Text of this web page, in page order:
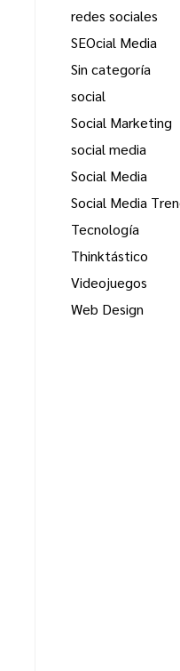
redes sociales
SEOcial Media
Sin categoría
social
Social Marketing
social media
Social Media
Social Media
Tecnología
Thinktástico
Videojuegos
Web Design